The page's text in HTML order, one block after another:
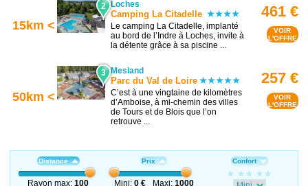
15km <
2 Loches
Camping La Citadelle
Le camping La Citadelle, implanté
au bord de l’Indre à Loches, invite à
la détente grâce à sa piscine ...
461 €
VOIR
L'OFFRE
50km <
3 Mesland
Parc du Val de Loire
C’est à une vingtaine de kilomètres
d’Amboise, à mi-chemin des villes
de Tours et de Blois que l’on
retrouve ...
257 €
VOIR
L'OFFRE
Distance
Rayon max:100
Prix
Mini: 0 € Maxi:1000
Confort